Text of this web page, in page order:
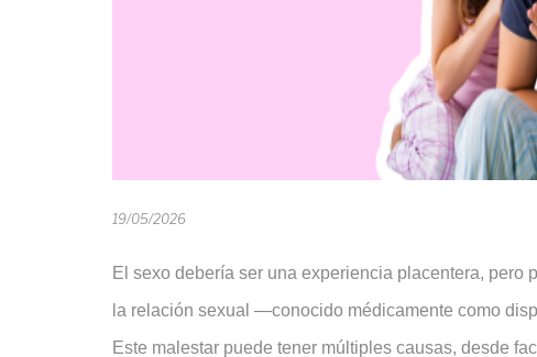
19/05/2026
El sexo debería ser una experiencia placentera, pero
la relación sexual —conocido médicamente como
Este malestar puede tener múltiples causas, desde